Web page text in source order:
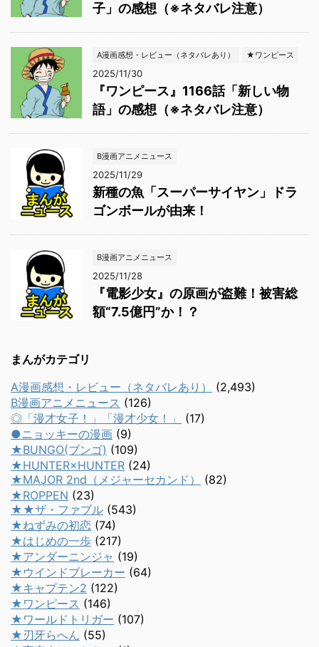
子」の感想（※ネタバレ注意）
A漫画感想・レビュー（ネタバレあり） ★ワンピース
2025/11/30
『ワンピース』1166話「新しい物
語」の感想（※ネタバレ注意）
B漫画アニメニュース
2025/11/29
新種の魚「スーパーサイヤン」ドラ
ゴンボールが由来！
B漫画アニメニュース
2025/11/28
『電影少女』の原画が盗難！被害総
額“7.5億円”か！？
まんがカテゴリ
A漫画感想・レビュー（ネタバレあり）
(2,493)
B漫画アニメニュース (126)
◎「漫才女子！」「漫才少女！」
(17)
●ニョッキーの漫画 (9)
★BUNGO(ブンゴ) (109)
★HUNTER×HUNTER (24)
★MAJOR 2nd（メジャーセカンド）
(82)
★ROPPEN (23)
★★ザ・ファブル (543)
★ねずみの初恋 (74)
★はじめの一歩 (217)
★アンダーニンジャ (19)
★ウインドブレーカー (64)
★キャプテン2 (122)
★ワンピース (146)
★ワールドトリガー (107)
★刃牙らへん (55)